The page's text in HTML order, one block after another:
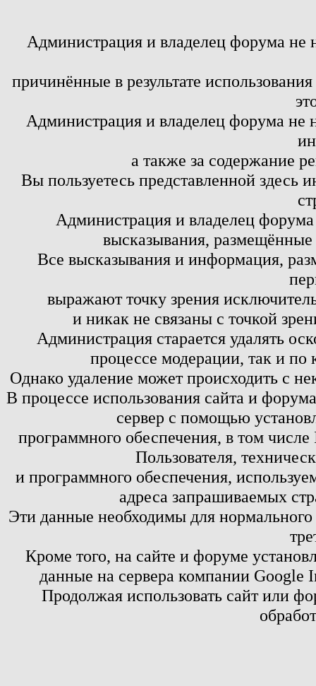
Администрация и владелец форума не
причинённые в результате
Администрация и владелец форума не
а также за содержание
Вы пользуетесь представленной здесь
Администрация и владелец
высказывания,
Все высказывания и информация,
выражают точку зрения
и никак не связаны с точкой
Администрация старается удалять
процессе модерации, так и по
Однако удаление может происходить с
В процессе использования сайта и
сервер с помощью
программного обеспечения, в том
Пользователя,
и программного обеспечения,
адреса запрашиваемых
Эти данные необходимы для
Кроме того, на сайте и форуме
данные на сервера компании
Продолжая использовать сайт или